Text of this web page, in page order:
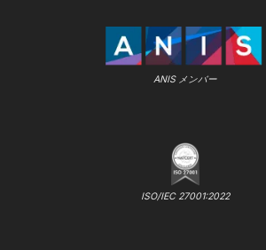
ANIS メンバー
ISO/IEC 27001:2022